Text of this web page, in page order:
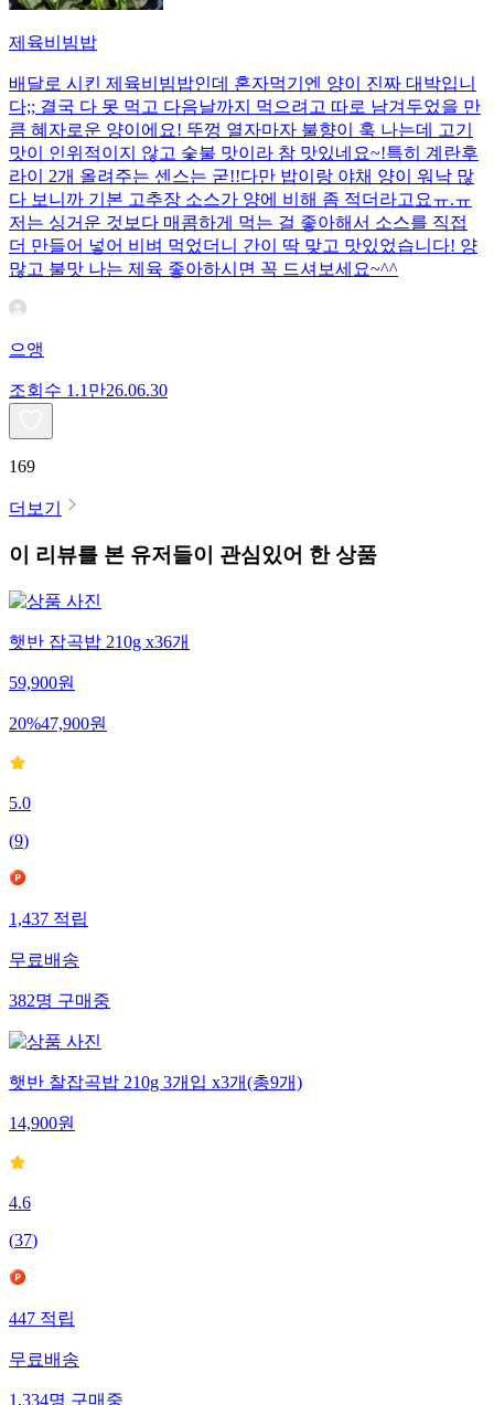
제육비빔밥
배달로 시킨 제육비빔밥인데 혼자먹기엔 양이 진짜 대박입니
다;; 결국 다 못 먹고 다음날까지 먹으려고 따로 남겨두었을 만
큼 혜자로운 양이에요! 뚜껑 열자마자 불향이 훅 나는데 고기
맛이 인위적이지 않고 숯불 맛이라 참 맛있네요~!특히 계란후
라이 2개 올려주는 센스는 굳!! ​다만 밥이랑 야채 양이 워낙 많
다 보니까 기본 고추장 소스가 양에 비해 좀 적더라고요ㅠ.ㅠ
저는 싱거운 것보다 매콤하게 먹는 걸 좋아해서 소스를 직접
더 만들어 넣어 비벼 먹었더니 간이 딱 맞고 맛있었습니다! 양
많고 불맛 나는 제육 좋아하시면 꼭 드셔보세요~^^
으앵
조회수 1.1만26.06.30
169
더보기
이 리뷰를 본 유저들이 관심있어 한 상품
햇반 잡곡밥 210g x36개
59,900원
20%47,900원
5.0
(9)
1,437 적립
무료배송
382명 구매중
햇반 찰잡곡밥 210g 3개입 x3개(총9개)
14,900원
4.6
(37)
447 적립
무료배송
1,334명 구매중